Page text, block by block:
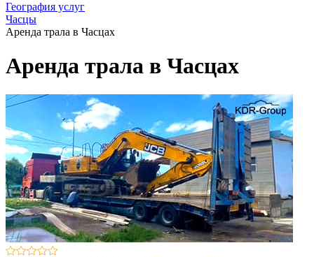
География услуг
Часцы
Аренда трала в Часцах
Аренда трала в Часцах